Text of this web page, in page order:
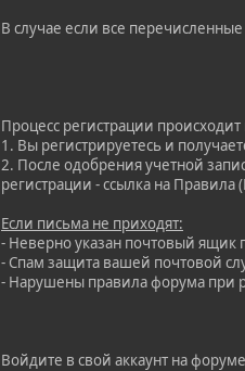
В случае если все
Процесс регистрации происходит
1. Вы регистрируетесь и
2. После одобрения учетной
регистрации - ссылка на
Если письма не приходят:
- Неверно указан почтовый ящик
- Спам защита вашей почтовой
- Нарушены правила форума при
Войдите в свой аккаунт на